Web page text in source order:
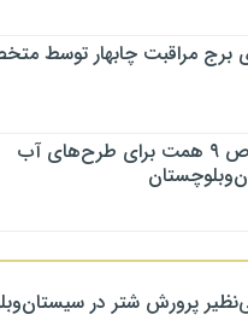
برج مراقبت چابهار توسط
اختصاص ۹ همت برای طرح‌های آب
پرورش شتر در